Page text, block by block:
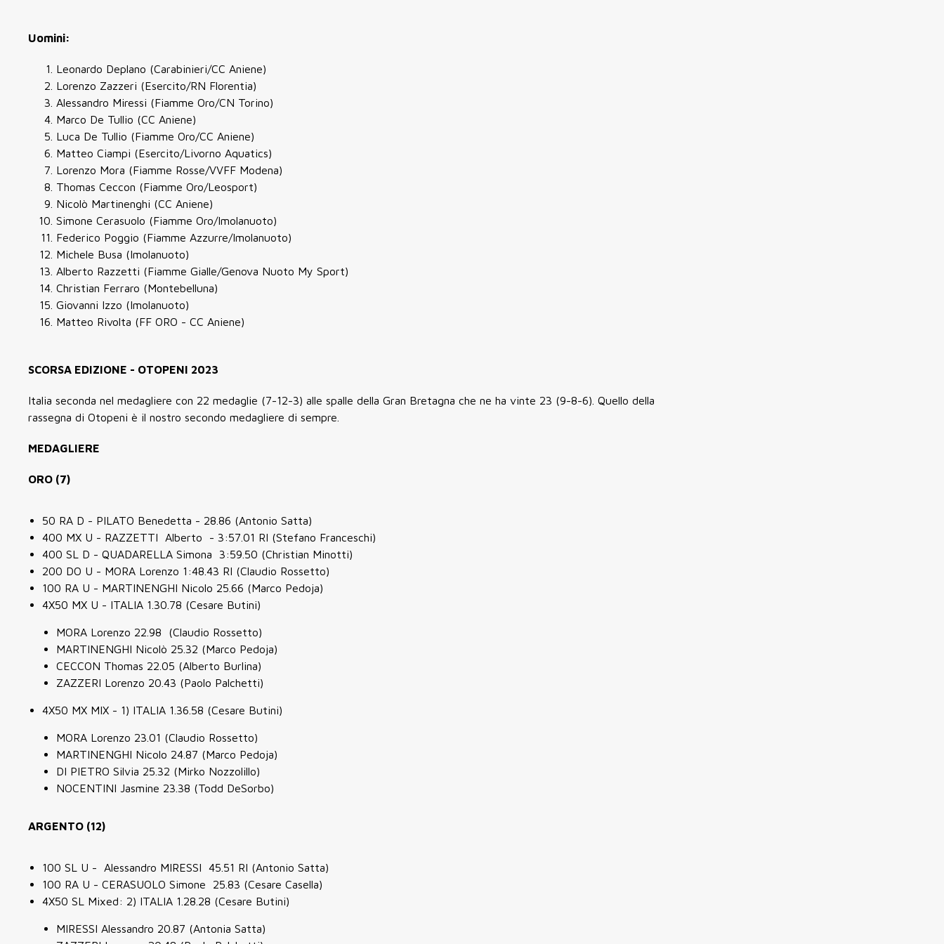
Uomini:
Leonardo Deplano (Carabinieri/CC Aniene)
Lorenzo Zazzeri (Esercito/RN Florentia)
Alessandro Miressi (Fiamme Oro/CN Torino)
Marco De Tullio (CC Aniene)
Luca De Tullio (Fiamme Oro/CC Aniene)
Matteo Ciampi (Esercito/Livorno Aquatics)
Lorenzo Mora (Fiamme Rosse/VVFF Modena)
Thomas Ceccon (Fiamme Oro/Leosport)
Nicolò Martinenghi (CC Aniene)
Simone Cerasuolo (Fiamme Oro/Imolanuoto)
Federico Poggio (Fiamme Azzurre/Imolanuoto)
Michele Busa (Imolanuoto)
Alberto Razzetti (Fiamme Gialle/Genova Nuoto My Sport)
Christian Ferraro (Montebelluna)
Giovanni Izzo (Imolanuoto)
Matteo Rivolta (FF ORO - CC Aniene)
SCORSA EDIZIONE - OTOPENI 2023
Italia seconda nel medagliere con 22 medaglie (7-12-3) alle spalle della Gran Bretagna che ne ha vinte 23 (9-8-6). Quello della
rassegna di Otopeni è il nostro secondo medagliere di sempre.
MEDAGLIERE
ORO (7)
50 RA D - PILATO Benedetta - 28.86 (Antonio Satta)
400 MX U - RAZZETTI Alberto - 3:57.01 RI (Stefano Franceschi)
400 SL D - QUADARELLA Simona 3:59.50 (Christian Minotti)
200 DO U - MORA Lorenzo 1:48.43 RI (Claudio Rossetto)
100 RA U - MARTINENGHI Nicolo 25.66 (Marco Pedoja)
4X50 MX U - ITALIA 1.30.78 (Cesare Butini)
MORA Lorenzo 22.98 (Claudio Rossetto)
MARTINENGHI Nicolò 25.32 (Marco Pedoja)
CECCON Thomas 22.05 (Alberto Burlina)
ZAZZERI Lorenzo 20.43 (Paolo Palchetti)
4X50 MX MIX - 1) ITALIA 1.36.58 (Cesare Butini)
MORA Lorenzo 23.01 (Claudio Rossetto)
MARTINENGHI Nicolo 24.87 (Marco Pedoja)
DI PIETRO Silvia 25.32 (Mirko Nozzolillo)
NOCENTINI Jasmine 23.38 (Todd DeSorbo)
ARGENTO (12)
100 SL U - Alessandro MIRESSI 45.51 RI (Antonio Satta)
100 RA U - CERASUOLO Simone 25.83 (Cesare Casella)
4X50 SL Mixed: 2) ITALIA 1.28.28 (Cesare Butini)
MIRESSI Alessandro 20.87 (Antonia Satta)